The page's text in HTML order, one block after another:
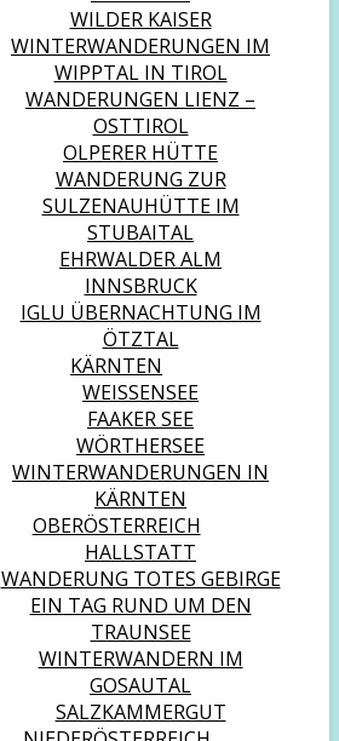
WILDER KAISER
WINTERWANDERUNGEN IM
WIPPTAL IN TIROL
WANDERUNGEN LIENZ –
OSTTIROL
OLPERER HÜTTE
WANDERUNG ZUR
SULZENAUHÜTTE IM
STUBAITAL
EHRWALDER ALM
INNSBRUCK
IGLU ÜBERNACHTUNG IM
ÖTZTAL
KÄRNTEN
WEISSENSEE
FAAKER SEE
WÖRTHERSEE
WINTERWANDERUNGEN IN
KÄRNTEN
OBERÖSTERREICH
HALLSTATT
WANDERUNG TOTES GEBIRGE
EIN TAG RUND UM DEN
TRAUNSEE
WINTERWANDERN IM
GOSAUTAL
SALZKAMMERGUT